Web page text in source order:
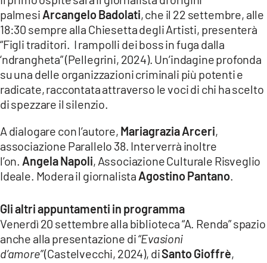
palmesi Arcangelo Badolati, che il 22 settembre, alle
18:30 sempre alla Chiesetta degli Artisti, presenterà
“Figli traditori. I rampolli dei boss in fuga dalla
‘ndrangheta” (Pellegrini, 2024). Un’indagine profonda
su una delle organizzazioni criminali più potenti e
radicate, raccontata attraverso le voci di chi ha scelto
di spezzare il silenzio.
A dialogare con l’autore, Mariagrazia Arceri,
associazione Parallelo 38. Interverrà inoltre
l’on. Angela Napoli, Associazione Culturale Risveglio
Ideale. Modera il giornalista Agostino Pantano.
Gli altri appuntamenti in programma
Venerdì 20 settembre alla biblioteca “A. Renda” spazio
anche alla presentazione di“Evasioni
d’amore”(Castelvecchi, 2024), diSanto Gioffrè,